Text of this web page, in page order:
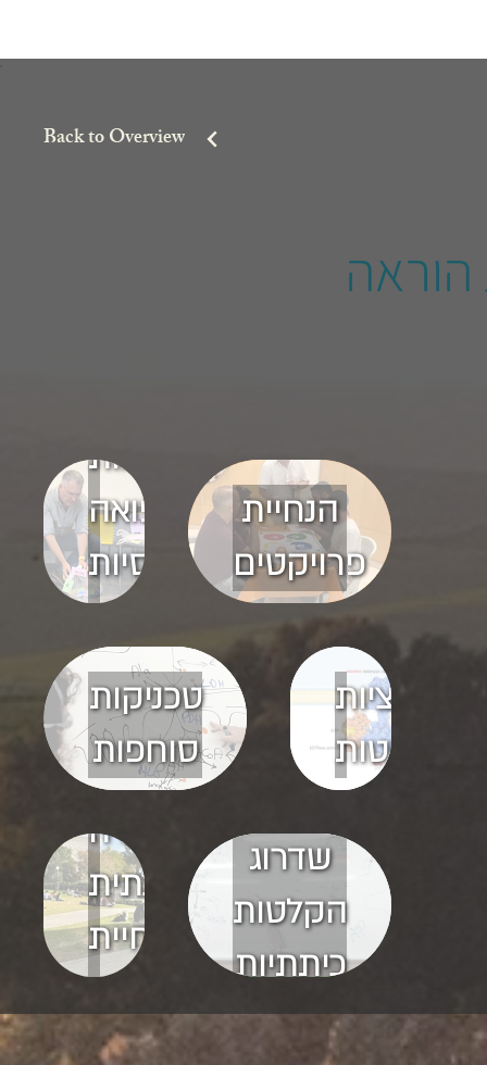
Back to Overview
הוראה
הרצאות
רפואה
לאוכלוסיות
מגוונות
הנחיית
פרויקטים
טכניקות
סוחפות
אנימציות
פשוטות
למידה
קבוצתית
בהנחיית
דיגיטלית
שדרוג
הקלטות
כיתתיות